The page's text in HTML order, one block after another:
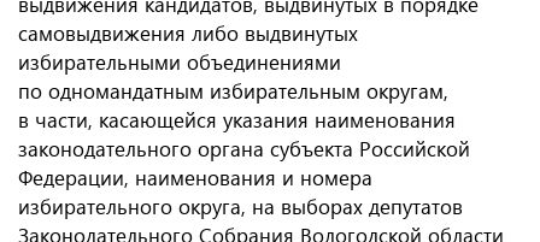
самовыдвижения либо выдвинутых
избирательными объединениями
по одномандатным избирательным округам,
в части, касающейся указания наименования
законодательного органа субъекта Российской
Федерации, наименования и номера
избирательного округа, на выборах депутатов
Законодательного Собрания Вологодской области